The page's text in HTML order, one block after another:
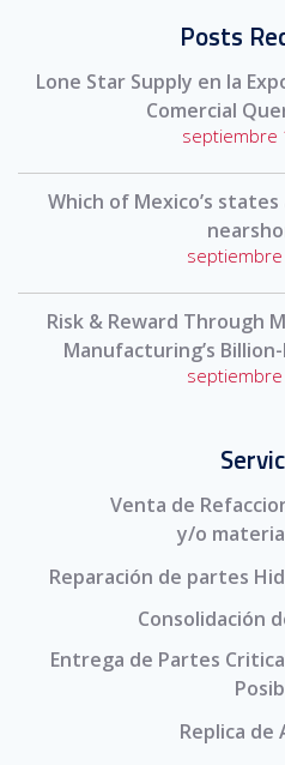
Posts
Lone Star Supply en la
Comercial
septiembre
Which of Mexico’s
Risk & Reward Through
Manufacturing’s
Venta de
y/o
Reparación de partes
Consolidación
Entrega de Partes
Replica de